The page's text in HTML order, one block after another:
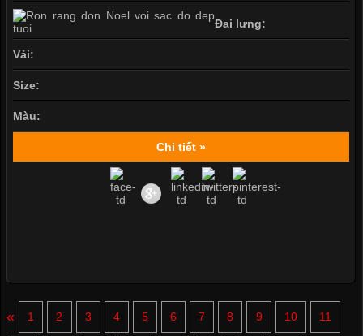
Đai lưng:
Vải:
Size:
Màu:
Chi tiết »
« 1 2 3 4 5 6 7 8 9 10 11